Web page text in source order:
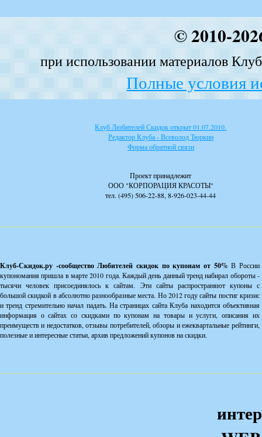
© 2010-
при использовании материалов
Полные условия
Клуб Любителей Скидок открыт 01.07.2010.
Редактор Клуба - Всеволод Тюркин
Форма обратной связи
Проект принадлежит
ООО "КОРПОРАЦИЯ КРАСОТЫ"
тел. (495) 506-22-88, 8-926-023-44-44
Клуб-Скидок.ру -сообщество Любителей скидок по купонам от 50%В России
купономания пришла в марте 2010 года. Каждый день данный тренд набирал обороты -
тысячи человек присоединялось к сайтам. Эти сайты распространяют купоны с
большой скидкой в абсолютно разнообразные места. Но 2012 году сайты постиг кризис
и тренд стремительно начал падать. На страницах сайта Клуба находится объективная
информация о сайтах со скидками по купонам на товары и услуги, описания их
преимуществ и недостатков, отзывы потребителей, обзоры и ежеквартальные рейтинги,
полезные и интересные статьи, архив предложений купонов на скидки.